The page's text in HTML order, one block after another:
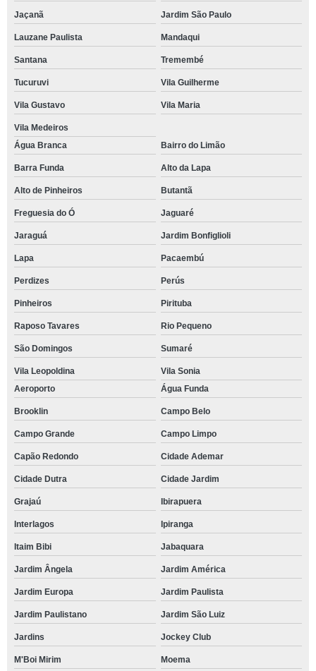
SUPORTE PARA LUMINARIA DE POSTE
SUPORTE PARA LUMINARIA PUBLICA
Jaçanã Jardim São Paulo
Lauzane Paulista Mandaqui
Santana Tremembé
Tucuruvi Vila Guilherme
Vila Gustavo Vila Maria
Vila Medeiros
Água Branca
Bairro do Limão
Barra Funda Alto da Lapa
Alto de Pinheiros Butantã
Freguesia do Ó Jaguaré
Jaraguá Jardim Bonfiglioli
Lapa Pacaembú
Perdizes Perús
Pinheiros Pirituba
Raposo Tavares Rio Pequeno
São Domingos Sumaré
Vila Leopoldina
Vila Sonia
Aeroporto
Água Funda
Brooklin Campo Belo
Campo Grande Campo Limpo
Capão Redondo Cidade Ademar
Cidade Dutra Cidade Jardim
Grajaú Ibirapuera
Interlagos Ipiranga
Itaim Bibi Jabaquara
Jardim Ângela Jardim América
Jardim Europa Jardim Paulista
Jardim Paulistano Jardim São Luiz
Jardins Jockey Club
M'Boi Mirim Moema